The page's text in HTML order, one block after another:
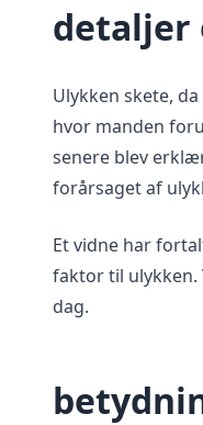
detaljer
Ulykken skete,
hvor manden
senere blev
forårsaget af
Et vidne har
faktor til ulykken.
dag.